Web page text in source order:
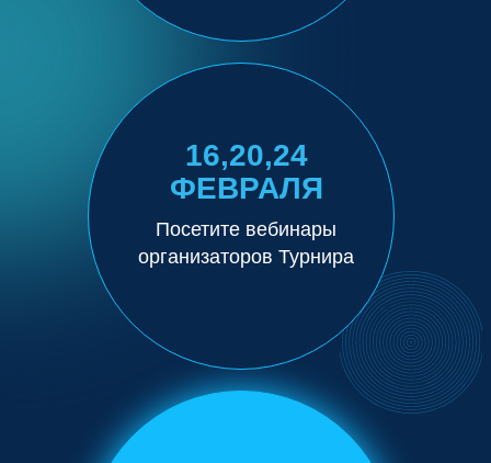
16,20,24
ФЕВРАЛЯ
Посетите вебинары
организаторов Турнира